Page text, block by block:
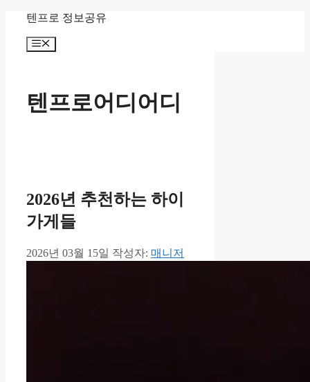
텐프로 정보공유
메
텐프로어디어디
2026년 추천하는 하이
가게들
2026년 03월 15일 작성자: 매니저